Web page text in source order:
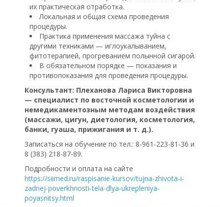
их практическая отработка.
Локальная и общая схема проведения
процедуры.
Практика применения массажа туйна с
другими техниками — иглоукалыванием,
фитотерапией, прогреванием полынной сигарой.
В обязательном порядке — показания и
противопоказания для проведения процедуры.
Консультант: Плеханова Лариса Викторовна
— специалист по восточной косметологии и
немедикаментозным методам воздействия
(массажи, цигун, диетология, косметология,
банки, гуаша, прижигания и т. д.).
Записаться на обучение по тел.: 8-961-223-81-36 и
8 (383) 218-87-89.
Подробности и оплата на сайте
https://siimed.ru/raspisanie-kursov/tujna-zhivota-i-
zadnej-poverkhnosti-tela-dlya-ukrepleniya-
poyasnitsy.html